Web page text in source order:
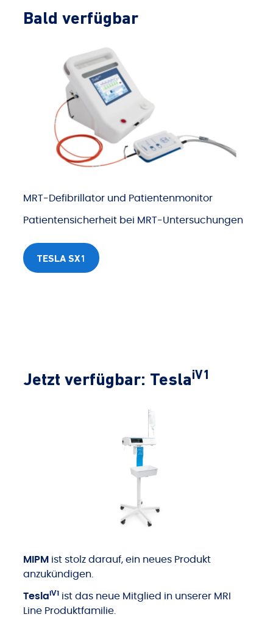
Bald verfügbar
MRT-Defibrillator und Patientenmonitor
Patientensicherheit bei MRT-Untersuchungen
TESLA SX1
Jetzt verfügbar: TeslaiV1
MIPM ist stolz darauf, ein neues Produkt
anzukündigen.
TeslaiV1 ist das neue Mitglied in unserer MRI
Line Produktfamilie.